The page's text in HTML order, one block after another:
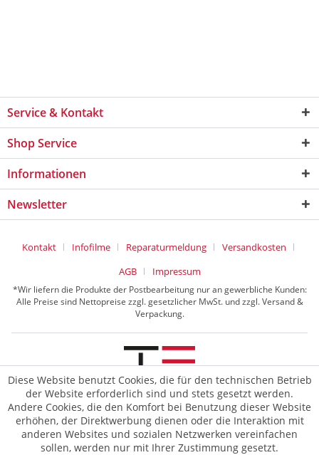
Service & Kontakt
Shop Service
Informationen
Newsletter
Kontakt Infofilme Reparaturmeldung
Versandkosten
AGB
Impressum
*Wir liefern die Produkte der Postbearbeitung nur an gewerbliche Kunden:
Alle Preise sind Nettopreise zzgl. gesetzlicher MwSt. und zzgl. Versand &
Verpackung.
© 2026 TE Postline GmbH
Diese Website benutzt Cookies, die für den technischen Betrieb
der Website erforderlich sind und stets gesetzt werden.
Andere Cookies, die den Komfort bei Benutzung dieser Website
erhöhen, der Direktwerbung dienen oder die Interaktion mit
anderen Websites und sozialen Netzwerken vereinfachen
sollen, werden nur mit Ihrer Zustimmung gesetzt.